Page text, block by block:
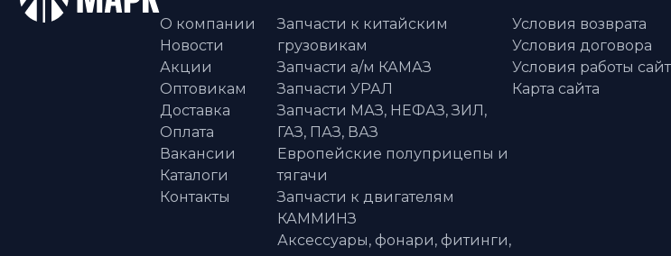
О компании
Новости
Акции
Оптовикам
Доставка
Оплата
Вакансии
Каталоги
Контакты
Запчасти к китайским
грузовикам
Запчасти а/м КАМАЗ
Запчасти УРАЛ
Запчасти МАЗ, НЕФАЗ, ЗИЛ,
ГАЗ, ПАЗ, ВАЗ
Европейские полуприцепы и
тягачи
Запчасти к двигателям
КАММИНЗ
Аксессуары, фонари, фитинги,
Условия возврата
Условия договора
Условия работы
Карта сайта